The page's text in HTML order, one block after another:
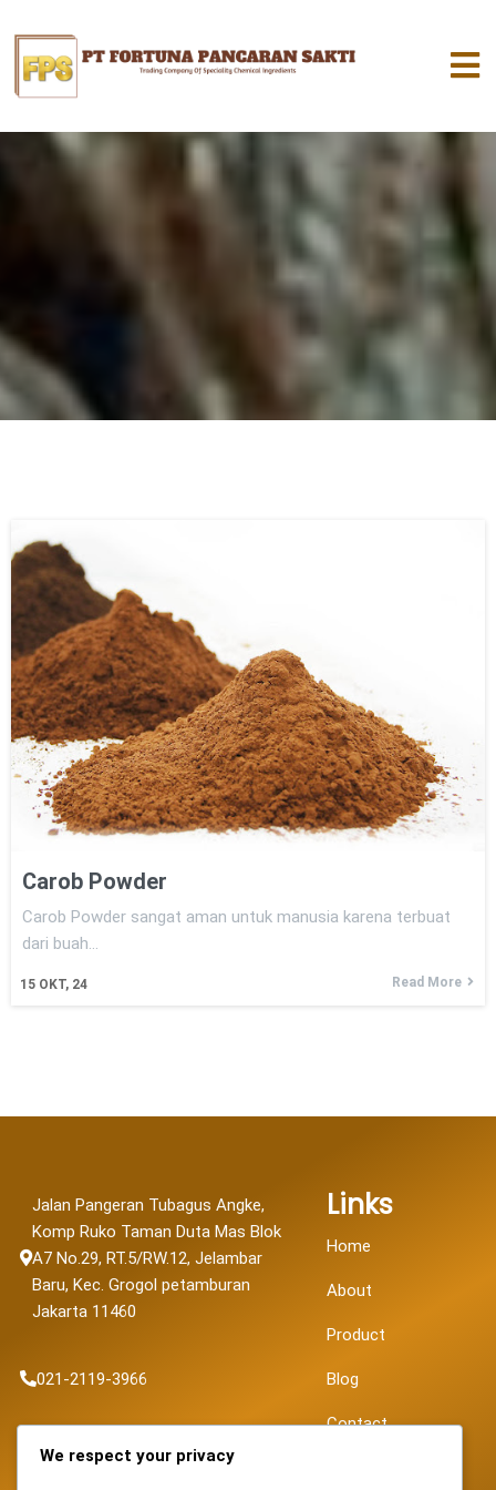
Carob Powder
15 OKT, 24
Carob Powder sangat aman untuk manusia karena terbuat
dari buah…
Read More
Jalan Pangeran Tubagus Angke,
Komp Ruko Taman Duta Mas Blok
A7 No.29, RT.5/RW.12, Jelambar
Baru, Kec. Grogol petamburan
Jakarta 11460
021-2119-3966
sales@fortunapancaransakti.com
Links
Home
About
Product
Blog
Contact
We respect your privacy